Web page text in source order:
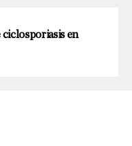
ciclosporiasis en